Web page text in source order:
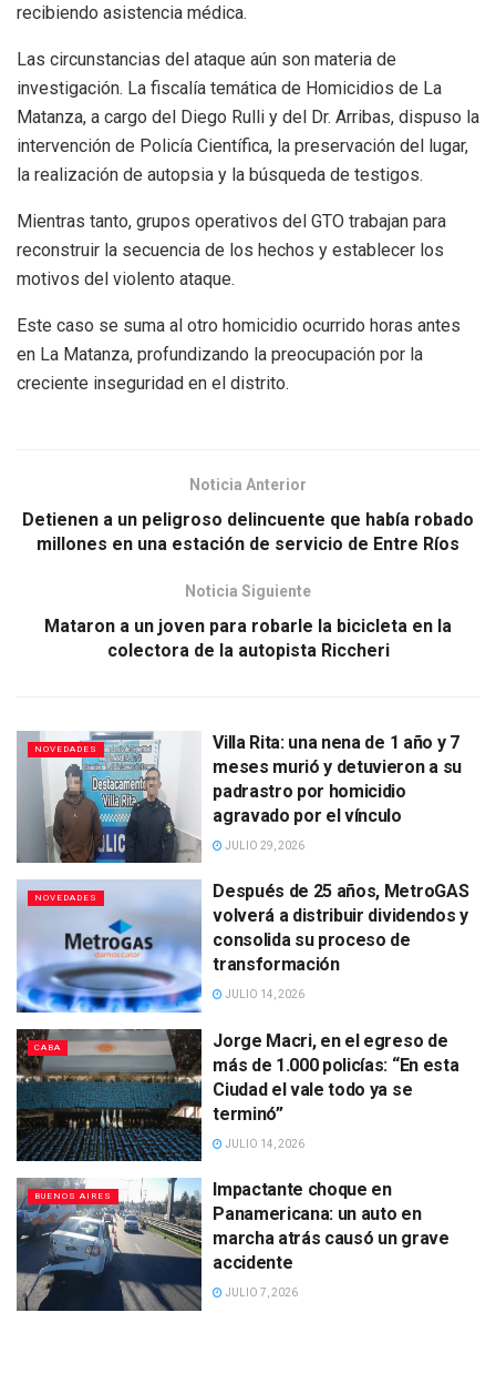
recibiendo asistencia médica.
Las circunstancias del ataque aún son materia de
investigación. La fiscalía temática de Homicidios de La
Matanza, a cargo del Diego Rulli y del Dr. Arribas, dispuso la
intervención de Policía Científica, la preservación del lugar,
la realización de autopsia y la búsqueda de testigos.
Mientras tanto, grupos operativos del GTO trabajan para
reconstruir la secuencia de los hechos y establecer los
motivos del violento ataque.
Este caso se suma al otro homicidio ocurrido horas antes
en La Matanza, profundizando la preocupación por la
creciente inseguridad en el distrito.
Noticia Anterior
Detienen a un peligroso delincuente que había robado
millones en una estación de servicio de Entre Ríos
Noticia Siguiente
Mataron a un joven para robarle la bicicleta en la
colectora de la autopista Riccheri
NOVEDADES
Villa Rita: una nena de 1 año y 7
meses murió y detuvieron a su
padrastro por homicidio
agravado por el vínculo
JULIO 29, 2026
NOVEDADES
Después de 25 años, MetroGAS
volverá a distribuir dividendos y
consolida su proceso de
transformación
JULIO 14, 2026
CABA
Jorge Macri, en el egreso de
más de 1.000 policías: “En esta
Ciudad el vale todo ya se
terminó”
JULIO 14, 2026
BUENOS AIRES
Impactante choque en
Panamericana: un auto en
marcha atrás causó un grave
accidente
JULIO 7, 2026